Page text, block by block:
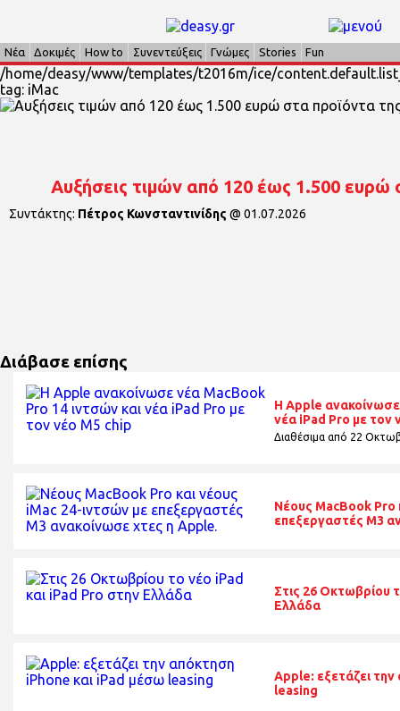
Νέα Δοκιμές How to Συνεντεύξεις Γνώμες Stories Fun
/home/deasy/www/templates/t2016m/ice/
tag: iMac
Αυξήσεις τιμών από 120 έως 1.500 ευρώ
Συντάκτης: Πέτρος Κωνσταντινίδης @ 01.07.2026
Διάβασε επίσης
Η Apple
νέα iPad Pro με τον
Διαθέσιμα από 22
Νέους MacBook Pro
επεξεργαστές Μ3
Στις 26 Οκτωβρίου
Ελλάδα
Apple: εξετάζει
leasing